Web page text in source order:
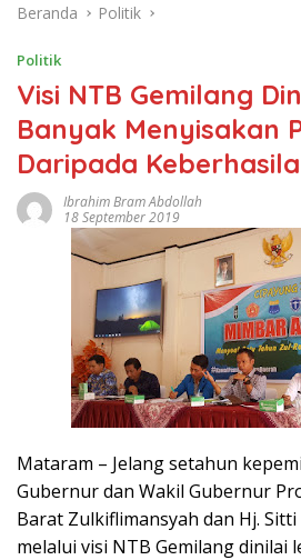
Beranda Politik
Politik
Visi NTB Gemilang
Banyak Menyisakan
Daripada
Ibrahim Bram Abdollah
18 September 2019
Mataram – Jelang setahun
Gubernur dan Wakil Gubernur
Barat Zulkiflimansyah dan Hj.
melalui visi NTB Gemilang dinilai